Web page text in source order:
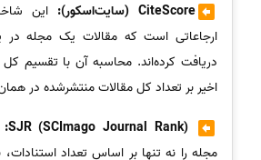
CiteScore (سایت‌اسکور):
این
ارجاعاتی است که مقالات یک مجله در
دریافت کرده‌اند. محاسبه آن با تقسیم
اخیر بر تعداد کل مقالات منتشرشده در
SJR (SCImago Journal Rank):
مجله را نه تنها بر اساس تعداد استنادات،